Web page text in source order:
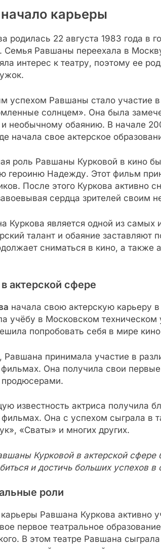
карьеры
родилась 22 августа 1983 года в
Равшаны переехала в
интерес к театру, поэтому ее
успехом Равшаны стало участие
солнцем». Она была
и необычному обаянию. В начале
начала свое актерское
роль Равшаны Курковой в кино
героиню Надежду. Этот фильм
После этого Куркова активно
сердца зрителей своим
Куркова является одной из самых
талант и обаяние заставляют
сниматься в кино, а также
актерской сфере
начала свою актерскую карьеру
учёбу в Московском техническом
попробовать себя в мире кино
принимала участие в
Она получила свои
известность актриса получила
Она с успехом сыграла в
«Сваты» и многих других.
Курковой в актерской сфере
и достичь больших успехов в
роли
Равшана Куркова активно
первое театральное
В этом театре Равшана